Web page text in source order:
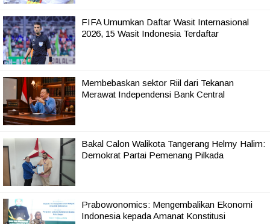
FIFA Umumkan Daftar Wasit Internasional
2026, 15 Wasit Indonesia Terdaftar
Membebaskan sektor Riil dari Tekanan
Merawat Independensi Bank Central
Bakal Calon Walikota Tangerang Helmy Halim:
Demokrat Partai Pemenang Pilkada
Prabowonomics: Mengembalikan Ekonomi
Indonesia kepada Amanat Konstitusi